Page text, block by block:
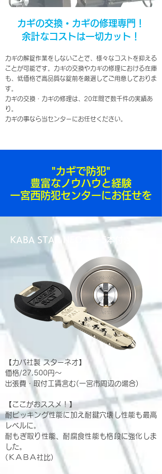
カギの交換・カギの修理専門！
余計なコストは一切カット！
カギの解錠作業をしないことで、様々なコストを抑える
ことが可能です。カギの交換やカギの修理における在庫
も、低価格で高品質な錠前を厳選してご用意しておりま
す。
カギの交換・カギの修理は、20年間で数千件の実績あ
り。
カギの事なら当センターにお任せください。
"カギで防犯"
豊富なノウハウと経験
一宮西防犯センターにお任せを
KABA STAR NEO キー5本付き
【カバ社製 スターネオ】
価格/27,500円～
出張費・取付工賃含む(一宮市周辺の場合)
【ここがおススメ！】
耐ピッキング性能に加え耐鍵穴壊し性能も最高
レベルに。
耐もぎ取り性能、耐腐食性能も格段に強化しま
した。
(ＫＡＢＡ社比)